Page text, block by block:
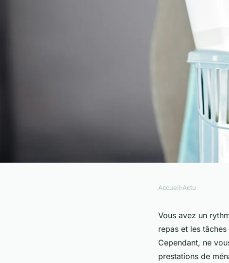
Pourquoi se tourner
prestations de
Accueil›Actu
Vous avez un
repas et les
Cependant, ne
prestations de